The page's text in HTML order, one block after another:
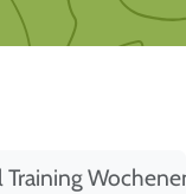
Training